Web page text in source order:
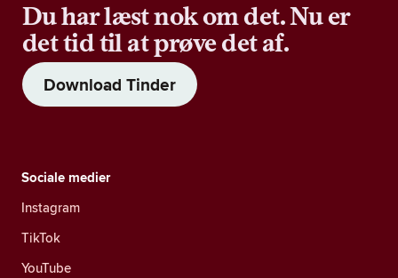
Du har læst nok om det. Nu er
det tid til at prøve det af.
Download Tinder
Sociale medier
Instagram
TikTok
YouTube